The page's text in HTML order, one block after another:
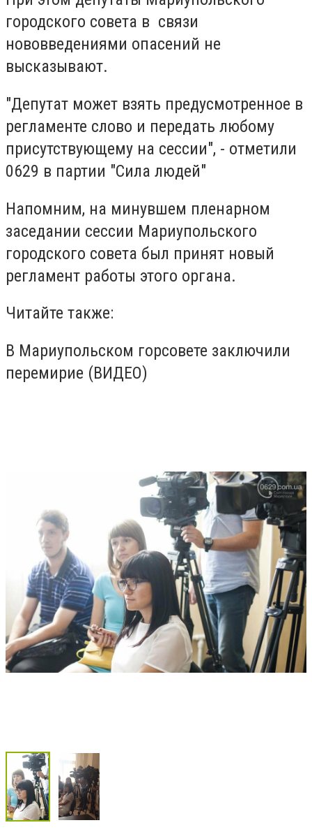
городского совета в связи
нововведениями опасений не
высказывают.
"Депутат может взять предусмотренное в
регламенте слово и передать любому
присутствующему на сессии", - отметили
0629 в партии "Сила людей"
Напомним, на минувшем пленарном
заседании сессии Мариупольского
городского совета был принят новый
регламент работы этого органа.
Читайте также:
В Мариупольском горсовете заключили
перемирие (ВИДЕО)